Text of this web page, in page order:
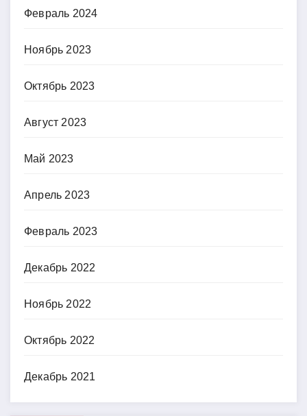
Февраль 2024
Ноябрь 2023
Октябрь 2023
Август 2023
Май 2023
Апрель 2023
Февраль 2023
Декабрь 2022
Ноябрь 2022
Октябрь 2022
Декабрь 2021